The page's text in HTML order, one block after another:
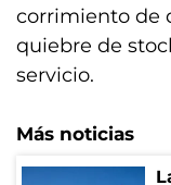
corrimiento de
quiebre de
servicio.
Más noticias